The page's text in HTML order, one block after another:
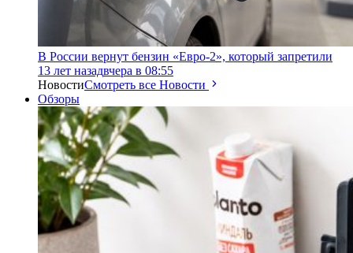
В России вернут бензин «Евро-2», который запретили
13 лет назадвчера в 08:55
НовостиСмотреть все Новости
Обзоры